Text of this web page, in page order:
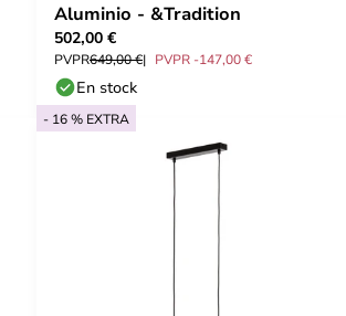
Aluminio - &Tradition
502,00 €
PVPR649,00 € PVPR -147,00 €
En stock
- 16 % EXTRA